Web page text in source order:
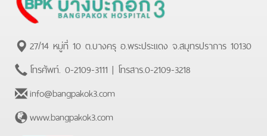
27/14 หมู่ที่ 10 ต.บางครุ อ.พระประแดง จ.สมุทรปราการ 10130
โทรศัพท์. 0-2109-3111 | โทรสาร.0-2109-3218
info@bangpakok3.com
www.bangpakok3.com